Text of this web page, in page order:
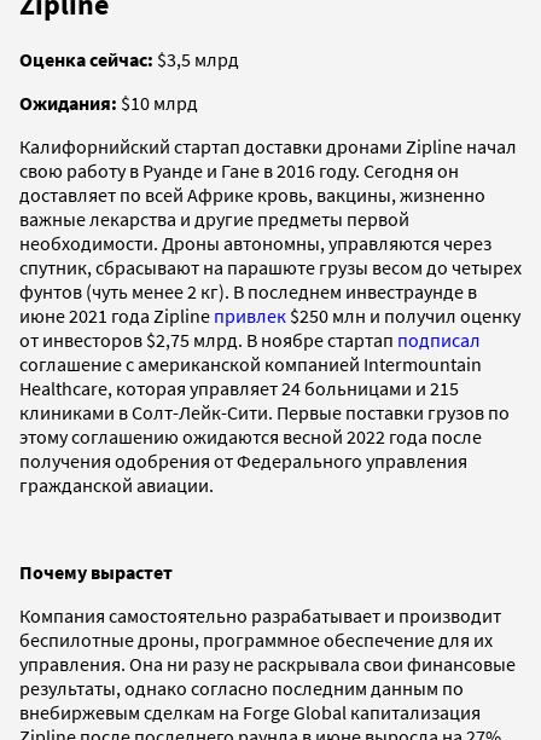
Оценка сейчас: $3,5 млрд
Ожидания: $10 млрд
Калифорнийский стартап доставки дронами Zipline начал
свою работу в Руанде и Гане в 2016 году. Сегодня он
доставляет по всей Африке кровь, вакцины, жизненно
важные лекарства и другие предметы первой
необходимости. Дроны автономны, управляются через
спутник, сбрасывают на парашюте грузы весом до четырех
фунтов (чуть менее 2 кг). В последнем инвестраунде в
июне 2021 года Zipline привлек $250 млн и получил оценку
от инвесторов $2,75 млрд. В ноябре стартап подписал
соглашение с американской компанией Intermountain
Healthcare, которая управляет 24 больницами и 215
клиниками в Солт-Лейк-Сити. Первые поставки грузов по
этому соглашению ожидаются весной 2022 года после
получения одобрения от Федерального управления
гражданской авиации.
Почему вырастет
Компания самостоятельно разрабатывает и производит
беспилотные дроны, программное обеспечение для их
управления. Она ни разу не раскрывала свои финансовые
результаты, однако согласно последним данным по
внебиржевым сделкам на Forge Global капитализация